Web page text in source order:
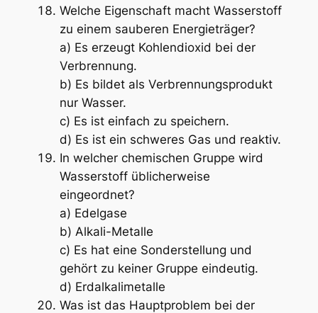
Welche Eigenschaft macht Wasserstoff
zu einem sauberen Energieträger?
a) Es erzeugt Kohlendioxid bei der
Verbrennung.
b) Es bildet als Verbrennungsprodukt
nur Wasser.
c) Es ist einfach zu speichern.
d) Es ist ein schweres Gas und reaktiv.
In welcher chemischen Gruppe wird
Wasserstoff üblicherweise
eingeordnet?
a) Edelgase
b) Alkali-Metalle
c) Es hat eine Sonderstellung und
gehört zu keiner Gruppe eindeutig.
d) Erdalkalimetalle
Was ist das Hauptproblem bei der